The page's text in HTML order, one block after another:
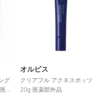
グ
薬
オルビス
クリアフル アクネスポッツ
20g 医薬部外品